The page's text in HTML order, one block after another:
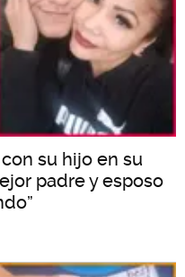
su hijo en su
padre y esposo